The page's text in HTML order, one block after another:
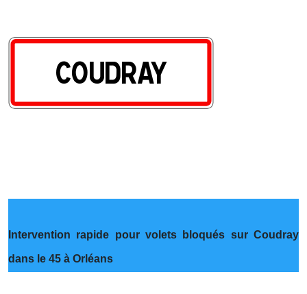
Intervention rapide pour volets bloqués sur Coudray
dans le 45 à Orléans